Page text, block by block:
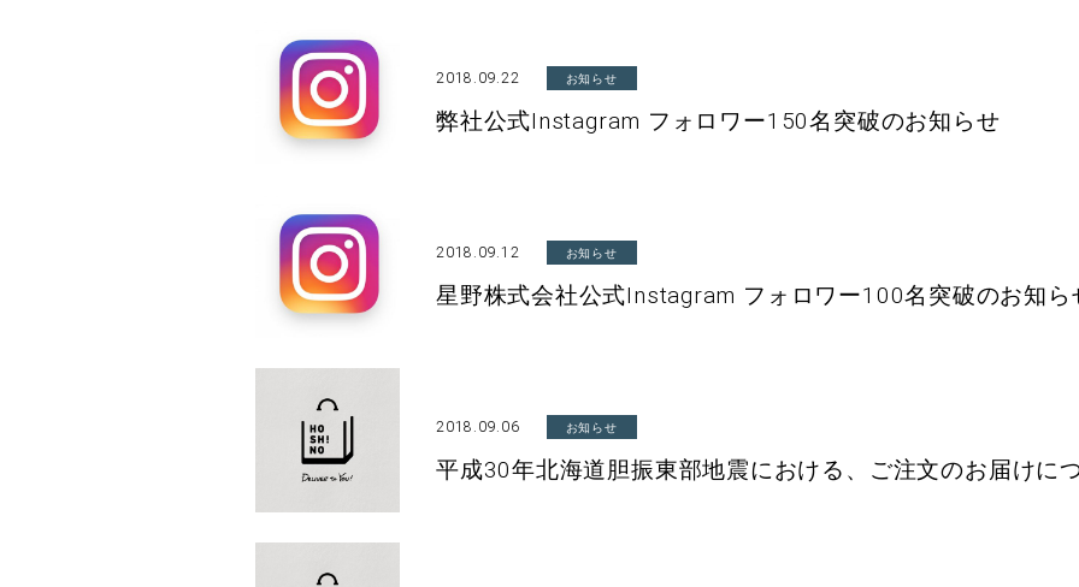
2018.09.22 お知らせ
弊社公式Instagram フォロワー150名突破のお知らせ
2018.09.12 お知らせ
星野株式会社公式Instagram フォロワー100名突破のお知ら
2018.09.06 お知らせ
平成30年北海道胆振東部地震における、ご注文のお届けに